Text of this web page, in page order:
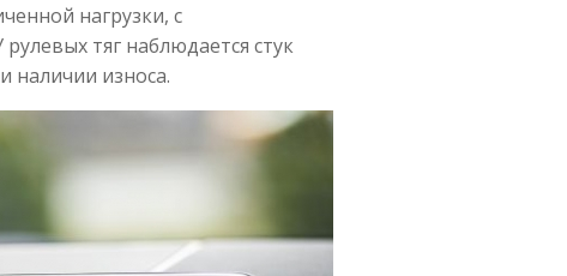
нагрузки, с
тяг наблюдается стук
наличии износа.